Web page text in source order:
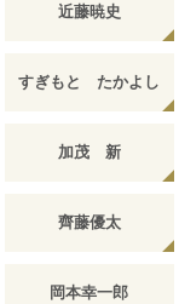
近藤暁史
すぎもと たかよし
加茂 新
齊藤優太
岡本幸一郎